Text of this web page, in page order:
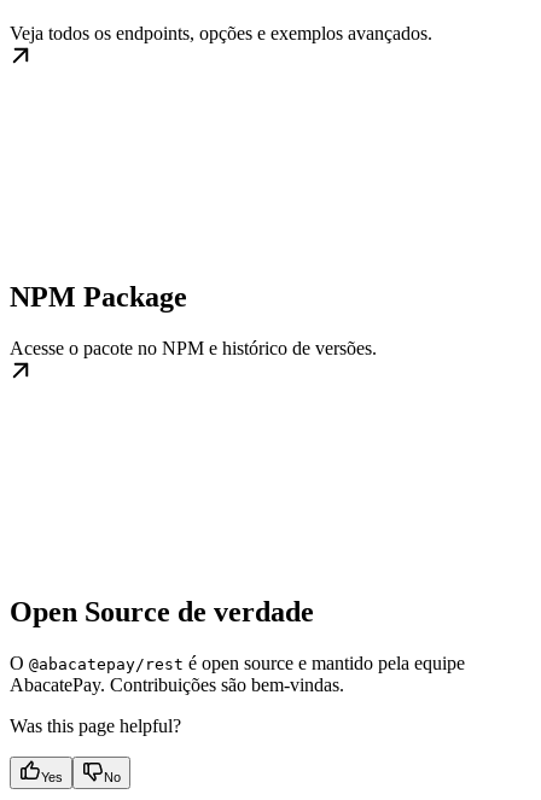
Veja todos os endpoints, opções e exemplos avançados.
NPM Package
Acesse o pacote no NPM e histórico de versões.
Open Source de verdade
O @abacatepay/rest é open source e mantido pela equipe
AbacatePay. Contribuições são bem-vindas.
Was this page helpful?
Yes No